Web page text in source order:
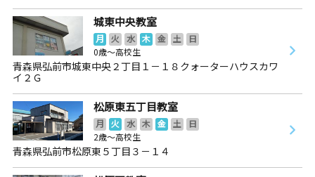
城東中央教室
月 火 水 木 金 土
日
0歳～高校生
青森県弘前市城東中央２丁目１－１８クォーターハウスカワ
イ２Ｇ
松原東五丁目教室
月 火 水 木 金 土
日
2歳～高校生
青森県弘前市松原東５丁目３－１４